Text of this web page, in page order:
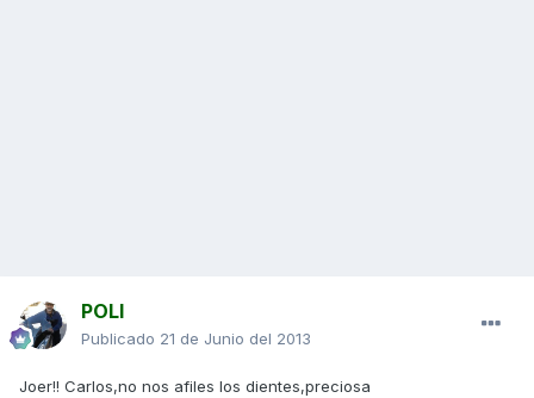
POLI
Publicado 21 de Junio del 2013
Joer!! Carlos,no nos afiles los dientes,preciosa